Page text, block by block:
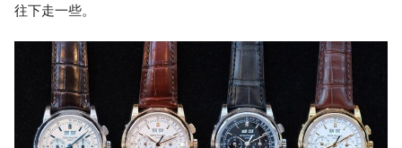
往下走一些。